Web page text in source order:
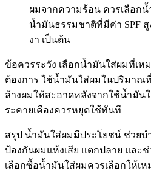
ผมจากความร้อน ควรเลือก
น้ำมันธรรมชาติที่มีค่า SPF
งา เป็นต้น
ข้อควรระวัง เลือกน้ำมันใส่ผมที่เ
ต้องการ ใช้น้ำมันใส่ผมในปริมาณ
ล้างผมให้สะอาดหลังจากใช้น้ำมัน
ระคายเคืองควรหยุดใช้ทันที
สรุป น้ำมันใส่ผมมีประโยชน์ ช่วยบ
ป้องกันผมแห้งเสีย แตกปลาย และ
เลือกซื้อน้ำมันใส่ผมควรเลือกให้เ